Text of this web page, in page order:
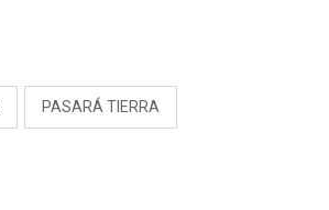
PASARÁ TIERRA